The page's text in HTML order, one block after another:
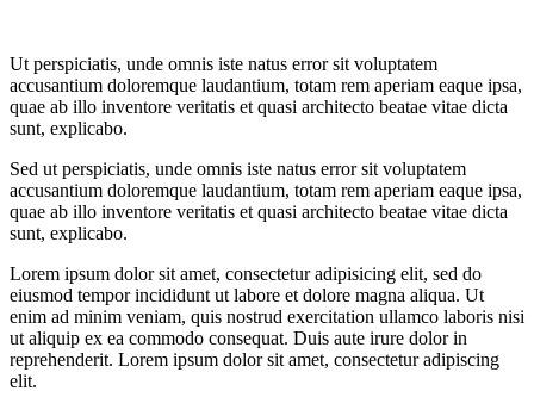
Ut perspiciatis, unde omnis iste natus error sit voluptatem
accusantium doloremque laudantium, totam rem aperiam eaque ipsa,
quae ab illo inventore veritatis et quasi architecto beatae vitae dicta
sunt, explicabo.
Sed ut perspiciatis, unde omnis iste natus error sit voluptatem
accusantium doloremque laudantium, totam rem aperiam eaque ipsa,
quae ab illo inventore veritatis et quasi architecto beatae vitae dicta
sunt, explicabo.
Lorem ipsum dolor sit amet, consectetur adipisicing elit, sed do
eiusmod tempor incididunt ut labore et dolore magna aliqua. Ut
enim ad minim veniam, quis nostrud exercitation ullamco laboris nisi
ut aliquip ex ea commodo consequat. Duis aute irure dolor in
reprehenderit. Lorem ipsum dolor sit amet, consectetur adipiscing
elit.